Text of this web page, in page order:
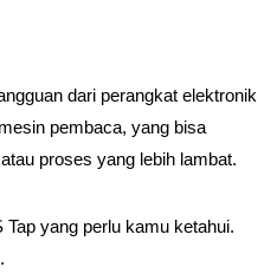
dari perangkat elektronik
pembaca, yang bisa
proses yang lebih lambat.
yang perlu kamu ketahui.